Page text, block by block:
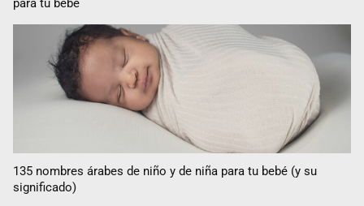
para tu bebé
135 nombres árabes de niño y de niña para tu bebé (y su
significado)